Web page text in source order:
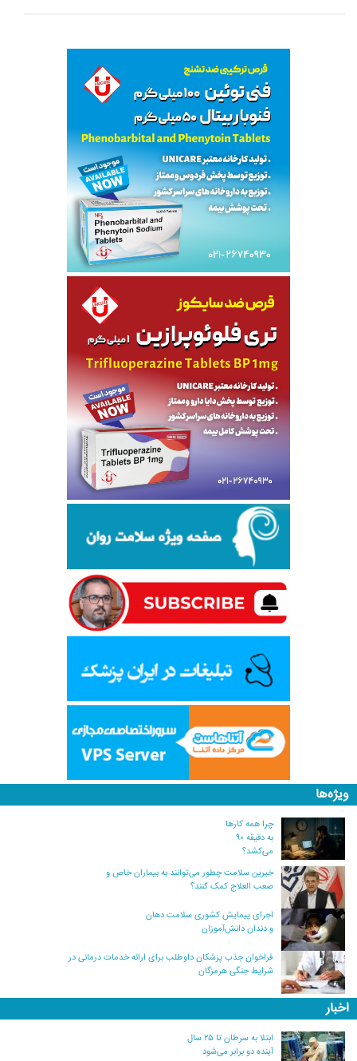
ویژه‌ها
چرا همه کارها
به دقیقه ۹۰
می‌کشد؟
خیرین سلامت چطور می‌توانند به بیماران خاص و
صعب العلاج کمک کنند؟
اجرای پیمایش کشوری سلامت دهان
و دندان دانش‌آموزان
فراخوان جذب پزشکان داوطلب برای ارائه خدمات درمانی در
شرایط جنگی هرمزگان
اخبار
ابتلا به سرطان تا ۲۵ سال
آینده دو برابر می‌شود